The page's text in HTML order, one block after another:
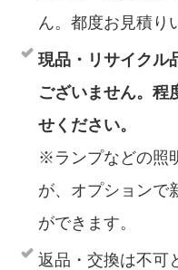
ん。都度お見積り
現品・リサイクル
ございません。程
せください。
※ランプなどの照
が、オプションで
ができます。
返品・交換は不可